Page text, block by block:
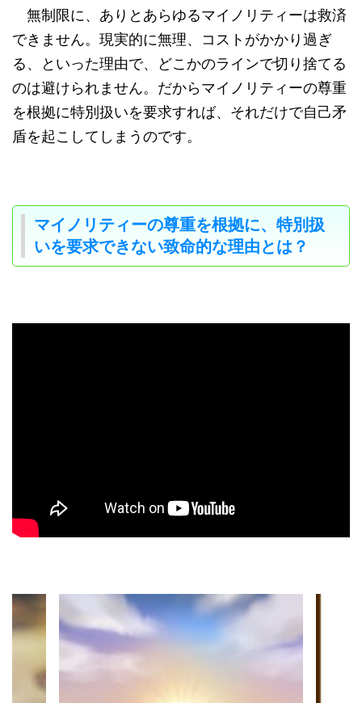
無制限に、ありとあらゆるマイノリティーは救済
できません。現実的に無理、コストがかかり過ぎ
る、といった理由で、どこかのラインで切り捨てる
のは避けられません。だからマイノリティーの尊重
を根拠に特別扱いを要求すれば、それだけで自己矛
盾を起こしてしまうのです。
マイノリティーの尊重を根拠に、特別扱
いを要求できない致命的な理由とは？